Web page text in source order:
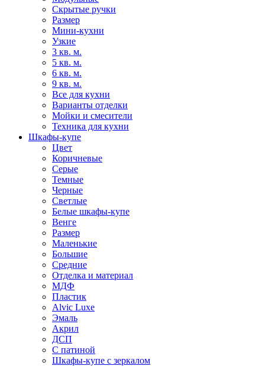
Скрытые ручки
Размер
Мини-кухни
Узкие
3 кв. м.
5 кв. м.
6 кв. м.
9 кв. м.
Все для кухни
Варианты отделки
Мойки и смесители
Техника для кухни
Шкафы-купе
Цвет
Коричневые
Серые
Темные
Черные
Светлые
Белые шкафы-купе
Венге
Размер
Маленькие
Большие
Средние
Отделка и материал
МДФ
Пластик
Alvic Luxe
Эмаль
Акрил
ДСП
С патиной
Шкафы-купе с зеркалом